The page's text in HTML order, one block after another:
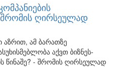
შრომის ღირსეულად
აზრით, ამ ბარათზე
აქვთ ბიზნეს-
წინაშე? - შრომის ღირსეულად